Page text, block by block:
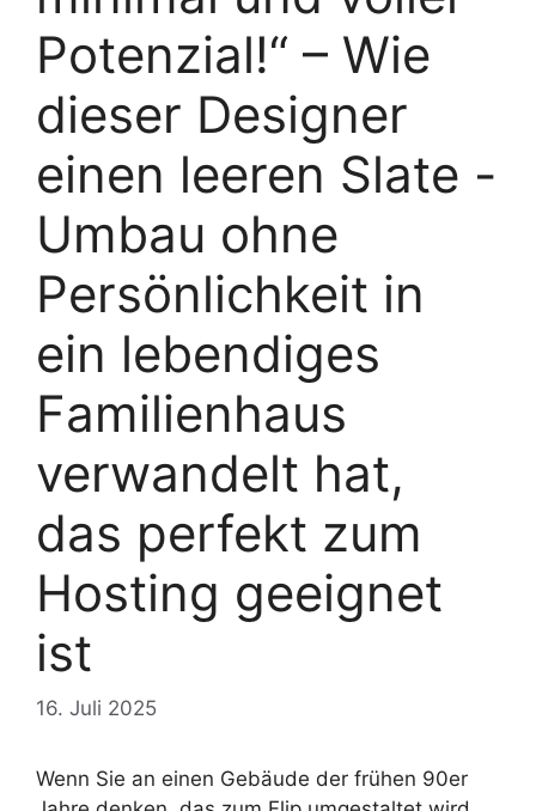
Potenzial!“ – Wie
dieser Designer
einen leeren Slate -
Umbau ohne
Persönlichkeit in
ein lebendiges
Familienhaus
verwandelt hat,
das perfekt zum
Hosting geeignet
ist
16. Juli 2025
Wenn Sie an einen Gebäude der frühen 90er